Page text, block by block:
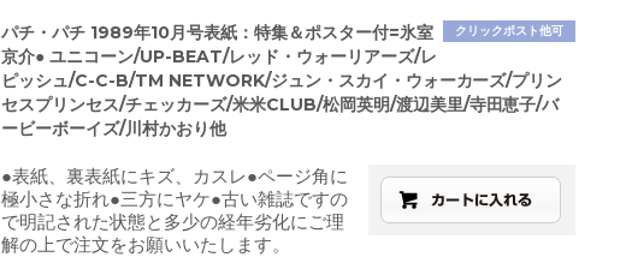
クリックポスト他可
パチ・パチ 1989年10月号表紙：特集＆ポスター付=氷室
京介● ユニコーン/UP-BEAT/レッド・ウォーリアーズ/レ
ピッシュ/C-C-B/TM NETWORK/ジュン・スカイ・ウォーカーズ/プリン
セスプリンセス/チェッカーズ/米米CLUB/松岡英明/渡辺美里/寺田恵子/バ
ービーボーイズ/川村かおり他
●表紙、裏表紙にキズ、カスレ●ページ角に
極小さな折れ●三方にヤケ●古い雑誌ですの
で明記された状態と多少の経年劣化にご理
解の上で注文をお願いいたします。